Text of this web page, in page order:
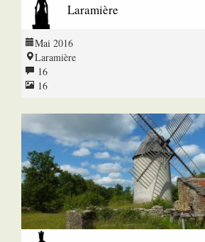
Laramière
Mai 2016
Laramière
16
16